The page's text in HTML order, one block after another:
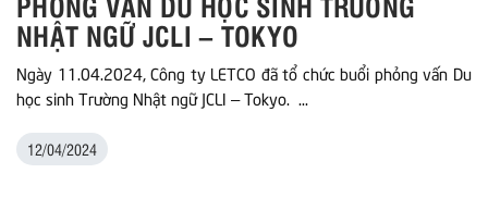
NHẬT NGỮ JCLI – TOKYO
Ngày 11.04.2024, Công ty LETCO đã tổ chức buổi phỏng vấn Du
học sinh Trường Nhật ngữ JCLI – Tokyo. ...
12/04/2024